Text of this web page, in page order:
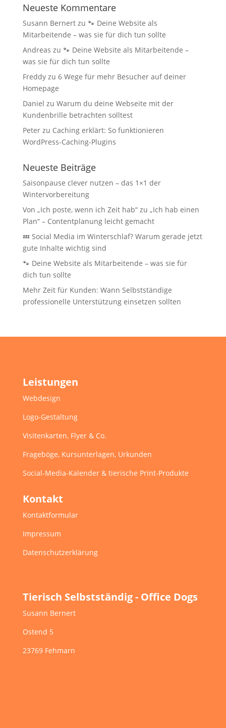
Neueste Kommentare
Susann Bernertzu 🐾 Deine Website als
Mitarbeitende – was sie für dich tun sollte
Andreas zu 🐾 Deine Website als Mitarbeitende –
was sie für dich tun sollte
Freddyzu 6 Wege für mehr Besucher auf deiner
Homepage
Daniel zu Warum du deine Webseite mit der
Kundenbrille betrachten solltest
Peterzu Caching erklärt: So funktionieren
WordPress-Caching-Plugins
Neueste Beiträge
Saisonpause clever nutzen – das 1×1 der
Wintervorbereitung
Von „Ich poste, wenn ich Zeit hab“ zu „Ich hab einen
Plan“ – Contentplanung leicht gemacht
💤 Social Media im Winterschlaf? Warum gerade jetzt
gute Inhalte wichtig sind
🐾 Deine Website als Mitarbeitende – was sie für
dich tun sollte
Mehr Zeit für Kunden: Wann Selbstständige
professionelle Unterstützung einsetzen sollten
Leistungen
Webdesign
Logo-Gestaltung
Visitenkarten, Flyer & Co.
Frageböge, Kursunterlagen, Urkunden
Social-Media-Kalender & tierische Print-Produkte
Kontakt
Kontaktformular
Impressum
Datenschutzerklärung
Tierisch Selbstständig - Office Dogs
Susann Bernert
Ostend 5
23769 Fehmarn